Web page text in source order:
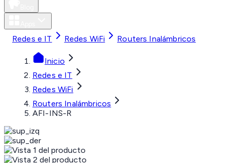
Redes e IT Redes WiFi Routers Inalámbricos
Inicio
Redes e IT
Redes WiFi
Routers Inalámbricos
AFI-INS-R